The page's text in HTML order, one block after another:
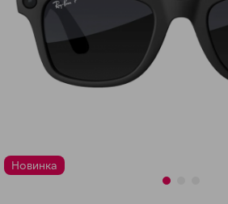
Новинка
25 %
Добавляйте товары
Оплачивайте сегодня только
25
% картой любого банка